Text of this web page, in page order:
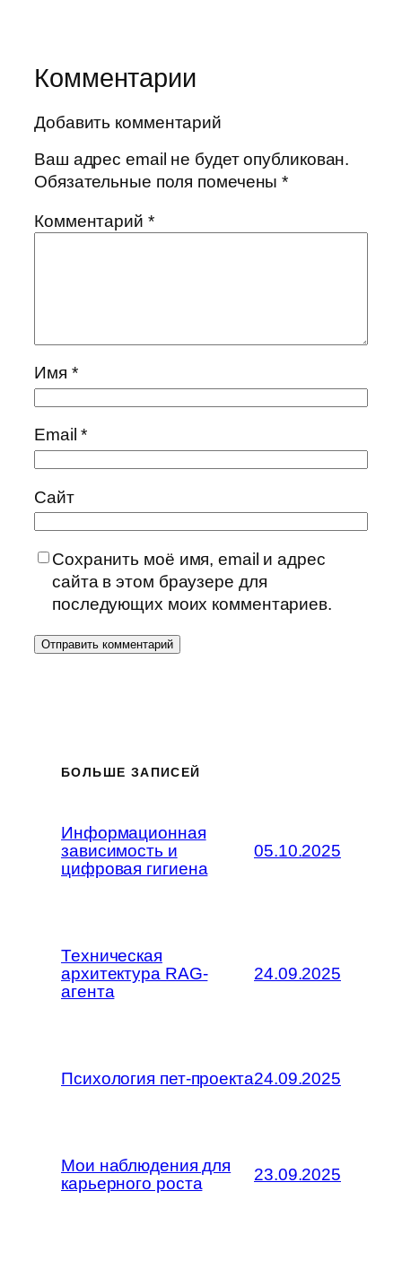
Комментарии
Добавить комментарий
Ваш адрес email не будет опубликован.
Обязательные поля помечены*
Комментарий *
Имя *
Email*
Сайт
Сохранить моё имя, email и адрес
сайта в этом браузере для
последующих моих комментариев.
БОЛЬШЕ ЗАПИСЕЙ
Информационная
зависимость и
цифровая гигиена
05.10.2025
Техническая
архитектура RAG-
агента
24.09.2025
Психология пет-проекта24.09.2025
Мои наблюдения для
карьерного роста
23.09.2025